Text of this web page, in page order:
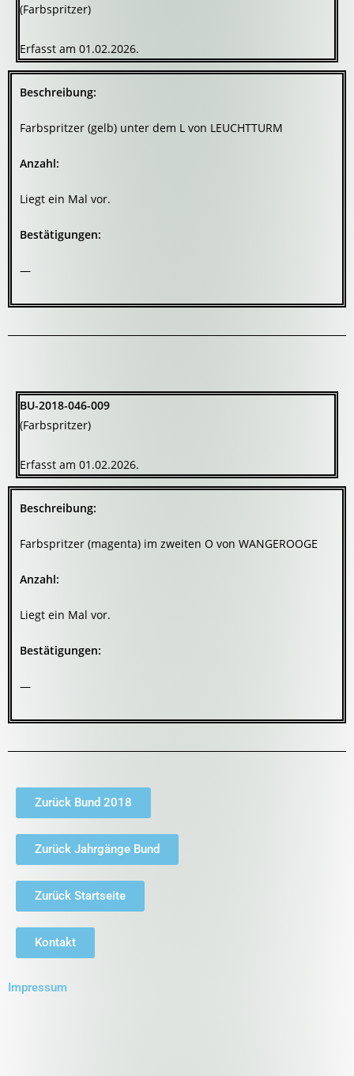
(Farbspritzer)
Erfasst am 01.02.2026.
Beschreibung:
Farbspritzer (gelb) unter dem L von LEUCHTTURM
Anzahl:
Liegt ein Mal vor.
Bestätigungen:
—
BU-2018-046-009
(Farbspritzer)
Erfasst am 01.02.2026.
Beschreibung:
Farbspritzer (magenta) im zweiten O von WANGEROOGE
Anzahl:
Liegt ein Mal vor.
Bestätigungen:
—
Zurück Bund 2018
Zurück Jahrgänge Bund
Zurück Startseite
Kontakt
Impressum